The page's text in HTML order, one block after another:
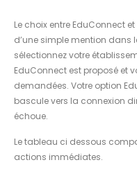
Le choix entre EduConnect
d’une simple mention dans
sélectionnez votre
EduConnect est proposé et
demandées. Votre option
bascule vers la connexion
échoue.
Le tableau ci dessous
actions immédiates.